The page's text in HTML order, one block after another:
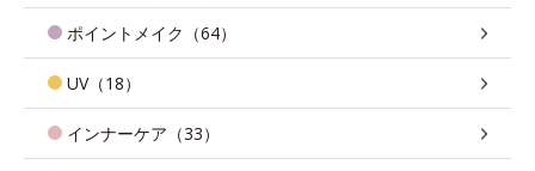
ポイントメイク（64）
UV（18）
インナーケア（33）